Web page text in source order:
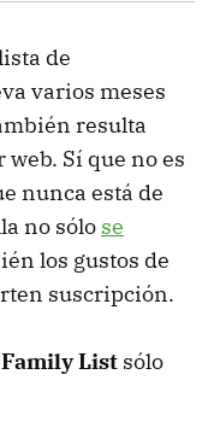
de
varios meses
resulta
Sí que no es
nunca está de
no sólo se
los gustos de
suscripción.
List sólo